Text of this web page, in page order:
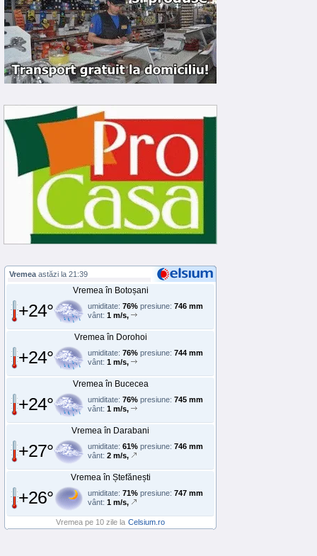
Vremea astăzi la 21:39
Vremea în Botoșani
+24° umiditate: 76% presiune: 746 mm
vânt: 1 m/s,
Vremea în Dorohoi
+24° umiditate: 76% presiune: 744 mm
vânt: 1 m/s,
Vremea în Bucecea
+24° umiditate: 76% presiune: 745 mm
vânt: 1 m/s,
Vremea în Darabani
+27° umiditate: 61% presiune: 746 mm
vânt: 2 m/s,
Vremea în Ștefănești
+26° umiditate: 71% presiune: 747 mm
vânt: 1 m/s,
Vremea pe 10 zile la Celsium.ro